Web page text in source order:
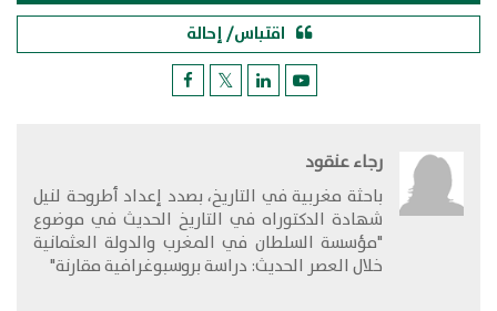
اقتباس/ إحالة
رجاء عنقود
​باحثة مغربية في التاريخ، بصدد إعداد أطروحة لنيل
شهادة الدكتوراه في التاريخ الحديث في موضوع
"مؤسسة السلطان في المغرب والدولة العثمانية
خلال العصر الحديث: دراسة بروسبوغرافية مقارنة"